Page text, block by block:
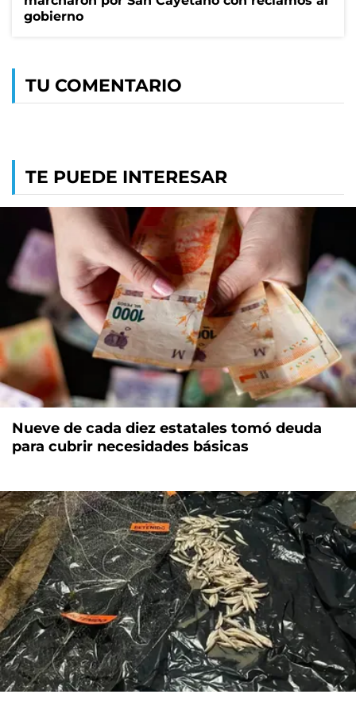
gobierno
TU COMENTARIO
TE PUEDE INTERESAR
Nueve de cada diez estatales tomó deuda
para cubrir necesidades básicas